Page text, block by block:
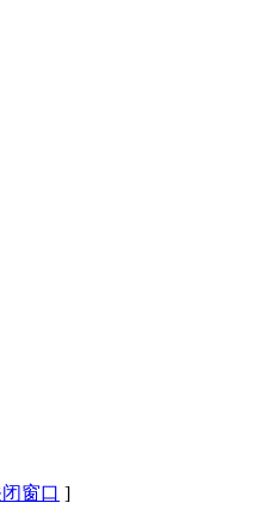
窗口 ]